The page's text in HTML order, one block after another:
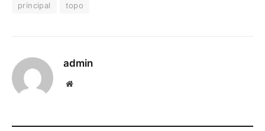
principal
topo
admin
Website